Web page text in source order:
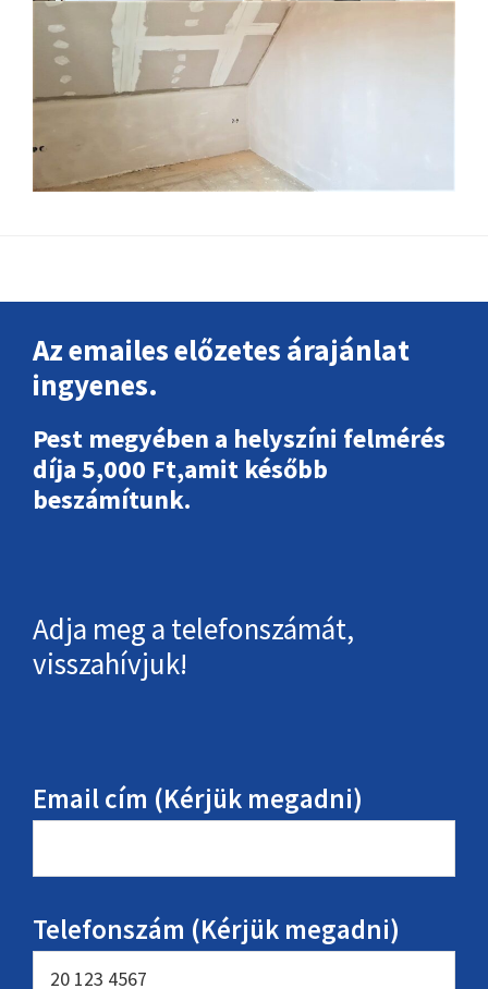
Az emailes előzetes árajánlat
ingyenes.
Pest megyében a helyszíni felmérés
díja 5,000 Ft,amit később
beszámítunk.
Adja meg a telefonszámát,
visszahívjuk!
Email cím (Kérjük megadni)
Telefonszám (Kérjük megadni)